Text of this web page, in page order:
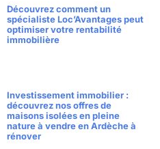
Découvrez comment un
spécialiste Loc’Avantages peut
optimiser votre rentabilité
immobilière
Investissement immobilier :
découvrez nos offres de
maisons isolées en pleine
nature à vendre en Ardèche à
rénover